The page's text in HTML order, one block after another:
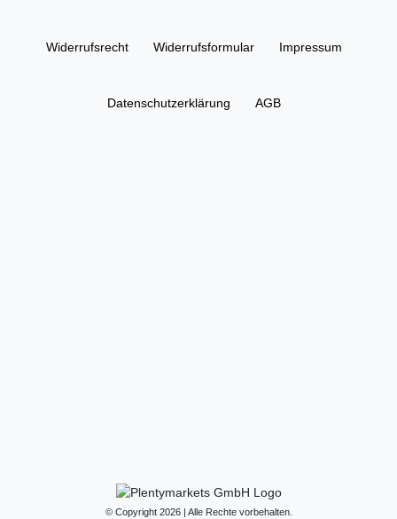
Widerrufs­recht Widerrufs­formular Impressum
Daten­schutz­erklärung AGB
© Copyright 2026 | Alle Rechte vorbehalten.